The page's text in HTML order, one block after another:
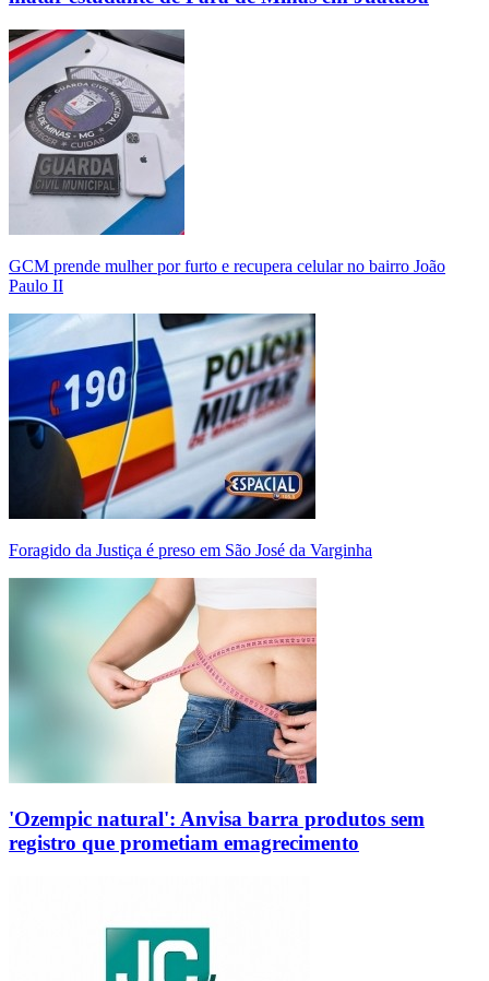
GCM prende mulher por furto e recupera celular no bairro João
Paulo II
Foragido da Justiça é preso em São José da Varginha
'Ozempic natural': Anvisa barra produtos sem
registro que prometiam emagrecimento